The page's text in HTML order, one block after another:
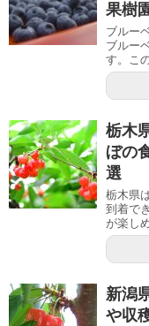
果樹
ブルー
ブルー
す。こ
栃木
ぼの
選
栃木県
到着で
が楽し
新潟
や収